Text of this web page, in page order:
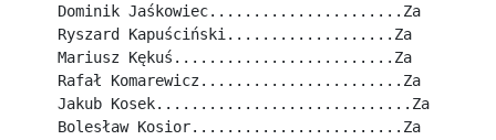
Dominik Jaśkowiec......................Za
Ryszard Kapuściński...................Za
Mariusz Kękuś.........................Za
Rafał Komarewicz.......................Za
Jakub Kosek.............................Za
Bolesław Kosior........................Za